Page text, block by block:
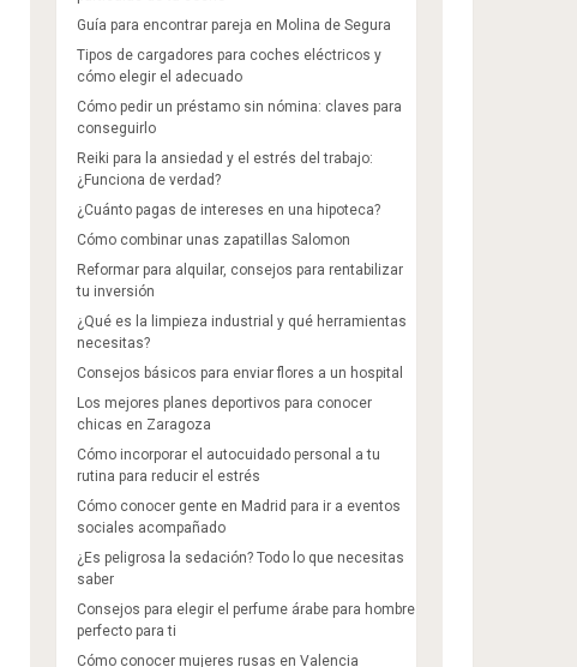
Guía para encontrar pareja en Molina de Segura
Tipos de cargadores para coches eléctricos y
cómo elegir el adecuado
Cómo pedir un préstamo sin nómina: claves para
conseguirlo
Reiki para la ansiedad y el estrés del trabajo:
¿Funciona de verdad?
¿Cuánto pagas de intereses en una hipoteca?
Cómo combinar unas zapatillas Salomon​
Reformar para alquilar, consejos para rentabilizar
tu inversión
¿Qué es la limpieza industrial y qué herramientas
necesitas?
Consejos básicos para enviar flores a un hospital
Los mejores planes deportivos para conocer
chicas en Zaragoza
Cómo incorporar el autocuidado personal a tu
rutina para reducir el estrés
Cómo conocer gente en Madrid para ir a eventos
sociales acompañado
¿Es peligrosa la sedación? Todo lo que necesitas
saber
Consejos para elegir el perfume árabe para hombre
perfecto para ti
Cómo conocer mujeres rusas en Valencia